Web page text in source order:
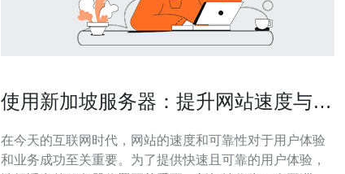
使用新加坡服务器：提升网站速度与可
在今天的互联网时代，网站的速度和可靠性对于用户体验
和业务成功至关重要。为了提供快速且可靠的用户体验，